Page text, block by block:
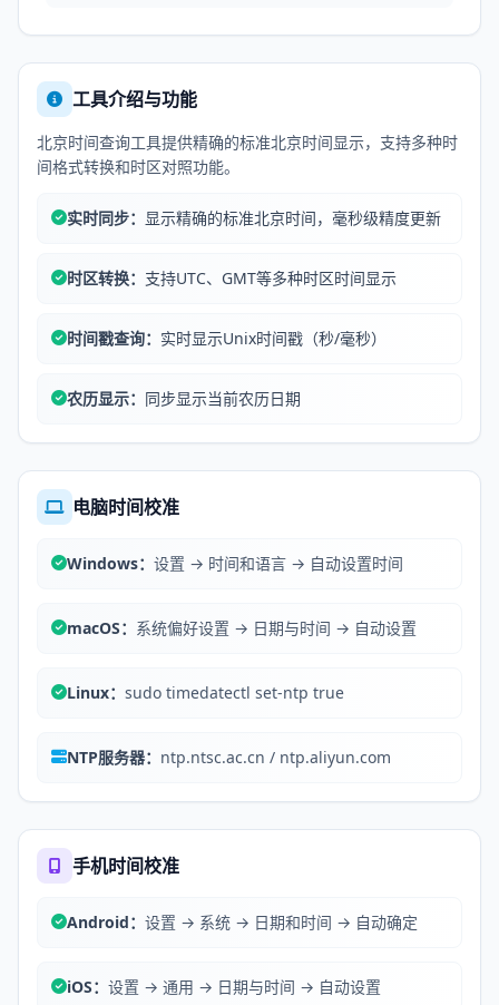
工具介绍与功能
北京时间查询工具提供精确的标准北京时间显示，支持多种时
间格式转换和时区对照功能。
实时同步： 显示精确的标准北京时间，毫秒级精度更新
时区转换： 支持UTC、GMT等多种时区时间显示
时间戳查询： 实时显示Unix时间戳（秒/毫秒）
农历显示： 同步显示当前农历日期
电脑时间校准
Windows： 设置 → 时间和语言 → 自动设置时间
macOS： 系统偏好设置 → 日期与时间 → 自动设置
Linux： sudo timedatectl set-ntp true
NTP服务器： ntp.ntsc.ac.cn / ntp.aliyun.com
手机时间校准
Android： 设置 → 系统 → 日期和时间 → 自动确定
iOS： 设置 → 通用 → 日期与时间 → 自动设置